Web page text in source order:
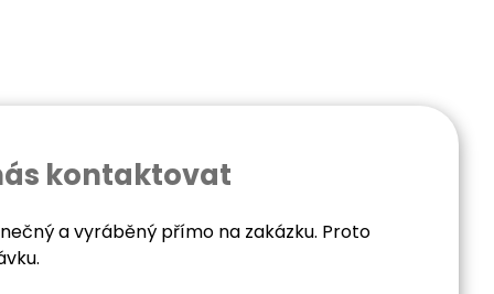
kontaktovat
a vyráběný přímo na zakázku. Proto